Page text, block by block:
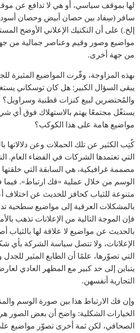
لها بموقف سياسي، أو هي لا تدافع عن
سافر (سِفاد بين حصان أبيض وحصان
إلخ.) على أن التكتيك الإعلاني الأوضح
مواضيع وصور وقيم وعناصر جمالية من جهة
من جهة أخرى.
بهذه المزاوجة، وفّرت المواضيع المثيرة
يبقى السؤال الكبير: هل كان توسكاني
والمُحتضرين لبيع كنزات قطنية
يستغّل مجتمعًا يهتم بالاستهلاك فوق أي
مواضيع هامة على هذا الكوكب؟
كُتِب الكثير عن تلك الحملات وعن دلالاتها
التي تعتمدها الشركات في الفضاء العام.
مصممة غرافيكية، هي السابقة التي
الوسم من خلال عملية «فك ارتباط». فيما
متنوعة للثياب كحافز للحديث عن اختلاف
بالمشكلات العرقية إلى مواضيع سطحية
فإن الموجة التالية من الإعلانات تذهب
بالحديث عن مواضيع لا علاقة لها بالثياب
الإعلانات، ولا تتصل سياسة الشركة بأي
التي تصوّرها، علمًا أن الطابع المثير
يتباين إلى حد كبير مع المظهر العادي
التجارية أنفسهن.
وإن فك الارتباط هذا بين صورة الوسم
الخيارات الشكلية: واضح أن بعض الصور هي
الصحافي، لكن ثمة أخرى تصوّر مواضيع